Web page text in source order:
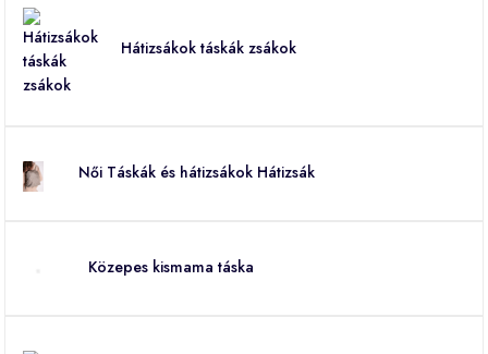
Hátizsákok táskák zsákok
Női Táskák és hátizsákok Hátizsák
Közepes kismama táska